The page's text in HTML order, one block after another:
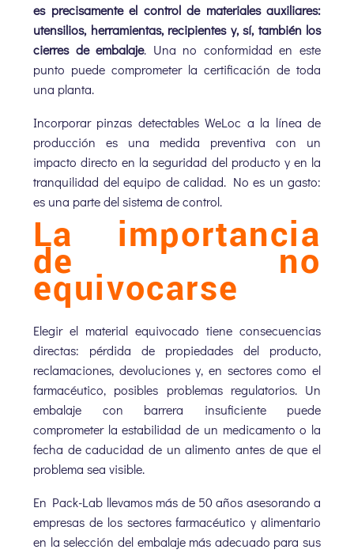
es precisamente el control de materiales auxiliares:
utensilios, herramientas, recipientes y, sí, también los
cierres de embalaje. Una no conformidad en este
punto puede comprometer la certificación de toda
una planta.
Incorporar pinzas detectables WeLoc a la línea de
producción es una medida preventiva con un
impacto directo en la seguridad del producto y en la
tranquilidad del equipo de calidad. No es un gasto:
es una parte del sistema de control.
La importancia
de no
equivocarse
Elegir el material equivocado tiene consecuencias
directas: pérdida de propiedades del producto,
reclamaciones, devoluciones y, en sectores como el
farmacéutico, posibles problemas regulatorios. Un
embalaje con barrera insuficiente puede
comprometer la estabilidad de un medicamento o la
fecha de caducidad de un alimento antes de que el
problema sea visible.
En Pack-Lab llevamos más de 50 años asesorando a
empresas de los sectores farmacéutico y alimentario
en la selección del embalaje más adecuado para sus